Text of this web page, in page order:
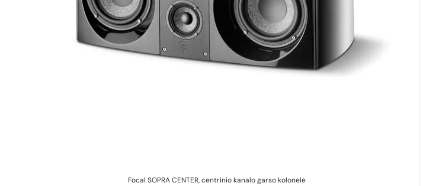
Focal SOPRA CENTER, centrinio kanalo garso kolonėlė